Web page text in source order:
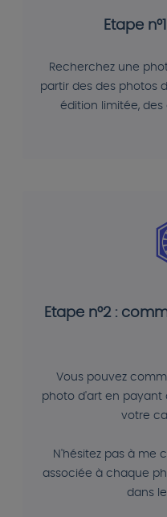
Etape
Recherchez une
partir des des photos
édition limitée, des
Etape n°2 :
Vous pouvez
photo d'art en payant
votre
N'hésitez pas à me
associée à chaque
dans